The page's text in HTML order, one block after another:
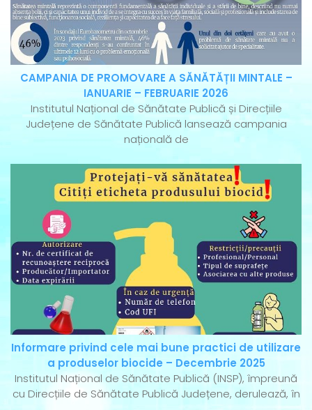
CAMPANIA DE PROMOVARE A SĂNĂTĂȚII MINTALE –
IANUARIE – FEBRUARIE 2026
Institutul Național de Sănătate Publică și Direcțiile
Județene de Sănătate Publică lansează campania
națională de
Informare privind cele mai bune practici de utilizare
a produselor biocide – Decembrie 2025
Institutul Național de Sănătate Publică (INSP), împreună
cu Direcțiile de Sănătate Publică Județene, derulează, în